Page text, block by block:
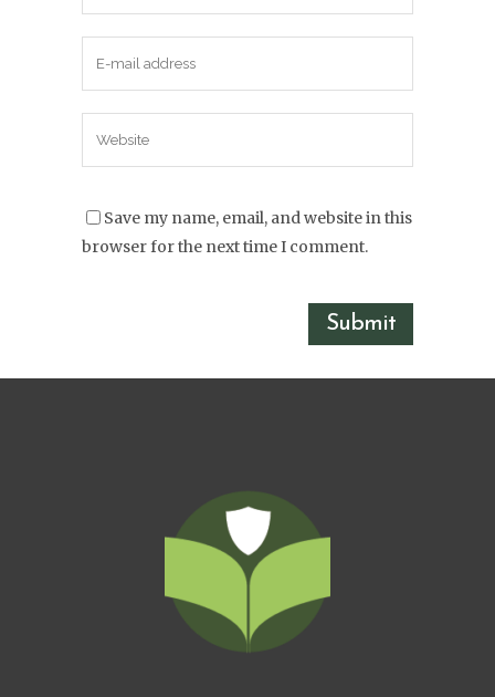
Save my name, email, and website in this
browser for the next time I comment.